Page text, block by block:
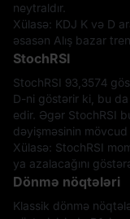
neytraldır.
Xülasə: KDJ K və D
əsasən Alış bazar
StochRSI
StochRSI 93,3574
D-ni göstərir ki, bu
edir. Əgər StochRSI
dəyişməsinin mövcud
Xülasə: StochRSI
ya azalacağını
Dönmə nöqtələri
Klassik dönmə